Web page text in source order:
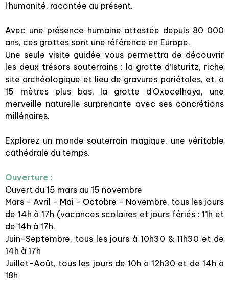
l’humanité, racontée au présent.
Avec une présence humaine attestée depuis 80 000
ans, ces grottes sont une référence en Europe.
Une seule visite guidée vous permettra de découvrir
les deux trésors souterrains : la grotte d’Isturitz, riche
site archéologique et lieu de gravures pariétales, et, à
15 mètres plus bas, la grotte d’Oxocelhaya, une
merveille naturelle surprenante avec ses concrétions
millénaires.
Explorez un monde souterrain magique, une véritable
cathédrale du temps.
Ouverture :
Ouvert du 15 mars au 15 novembre
Mars - Avril - Mai - Octobre - Novembre, tous les jours
de 14h à 17h (vacances scolaires et jours fériés : 11h et
de 14h à 17h.
Juin-Septembre, tous les jours à 10h30 & 11h30 et de
14h à 17h
Juillet-Août, tous les jours de 10h à 12h30 et de 14h à
18h